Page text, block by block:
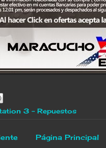
3 - Repuestos
Página Principal